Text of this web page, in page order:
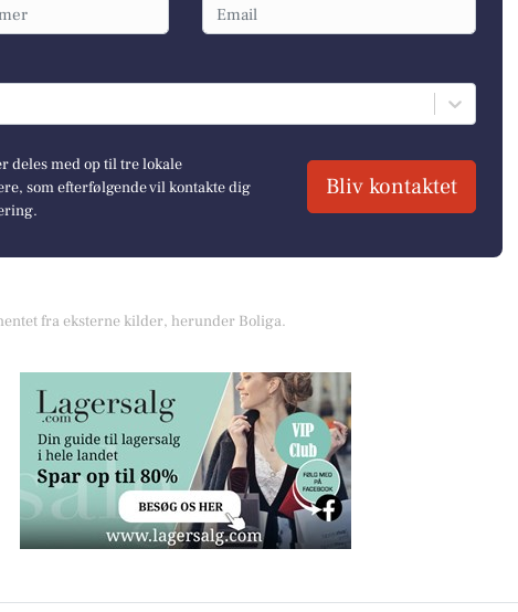
deles med op til tre lokale
som efterfølgende vil kontakte dig
Bliv kontaktet
fra eksterne kilder, herunder Boliga.